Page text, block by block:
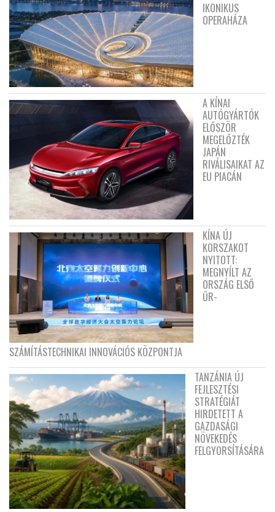
IKONIKUS
OPERAHÁZA
A KÍNAI
AUTÓGYÁRTÓK
ELŐSZÖR
MEGELŐZTÉK
JAPÁN
RIVÁLISAIKAT AZ
EU PIACÁN
KÍNA ÚJ
KORSZAKOT
NYITOTT:
MEGNYÍLT AZ
ORSZÁG ELSŐ
ŰR-
SZÁMÍTÁSTECHNIKAI INNOVÁCIÓS KÖZPONTJA
TANZÁNIA ÚJ
FEJLESZTÉSI
STRATÉGIÁT
HIRDETETT A
GAZDASÁGI
NÖVEKEDÉS
FELGYORSÍTÁSÁRA